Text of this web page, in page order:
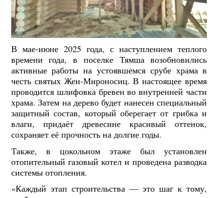
В мае-июне 2025 года, с наступлением теплого
времени года, в поселке Тямша возобновились
активные работы на устоявшемся срубе храма в
честь святых Жен-Мироносиц. В настоящее время
проводится шлифовка бревен во внутренней части
храма. Затем на дерево будет нанесен специальный
защитный состав, который оберегает от грибка и
влаги, придаёт древесине красивый оттенок,
сохраняет её прочность на долгие годы.
Также, в цокольном этаже был установлен
отопительный газовый котел и проведена разводка
системы отопления.
«Каждый этап строительства — это шаг к тому,